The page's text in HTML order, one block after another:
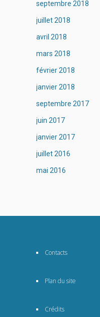
septembre 2018
juillet 2018
avril 2018
mars 2018
février 2018
janvier 2018
septembre 2017
juin 2017
janvier 2017
juillet 2016
mai 2016
Contacts
Plan du site
Crédits